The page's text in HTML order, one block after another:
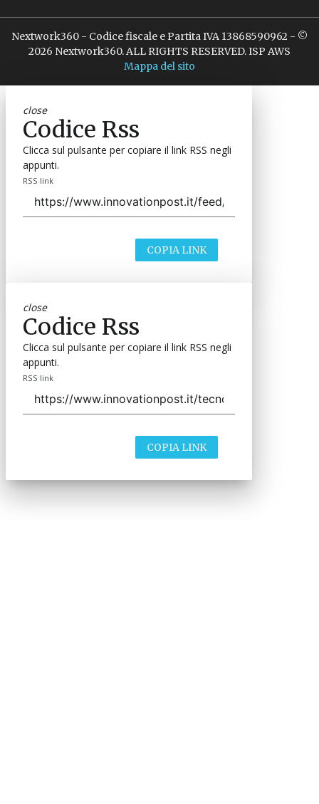
Nextwork360 - Codice fiscale e Partita IVA 13868590962 - ©
2026 Nextwork360. ALL RIGHTS RESERVED. ISP AWS
Mappa del sito
close
Codice Rss
Clicca sul pulsante per copiare il link RSS negli
appunti.
RSS link
COPIA LINK
close
Codice Rss
Clicca sul pulsante per copiare il link RSS negli
appunti.
RSS link
COPIA LINK